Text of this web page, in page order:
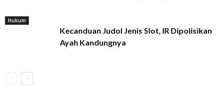
Hukum
Kecanduan Judol Jenis Slot, IR Dipolisikan
Ayah Kandungnya